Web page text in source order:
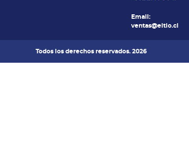
Email:
ventas@eltio.cl
Todos los derechos reservados. 2026